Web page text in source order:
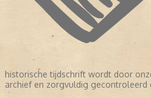
historische tijdschrift wordt door
archief en zorgvuldig gecontroleerd